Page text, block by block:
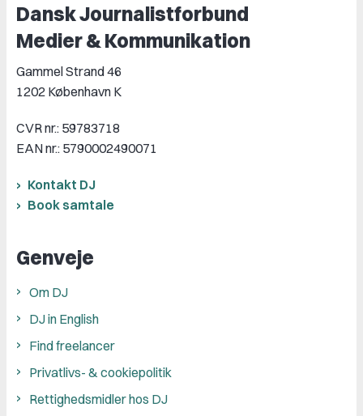
Dansk Journalistforbund
Medier & Kommunikation
Gammel Strand 46
1202 København K
CVR nr.: 59783718
EAN nr.: 5790002490071
Kontakt DJ
Book samtale
Genveje
Om DJ
DJ in English
Find freelancer
Privatlivs- & cookiepolitik
Rettighedsmidler hos DJ